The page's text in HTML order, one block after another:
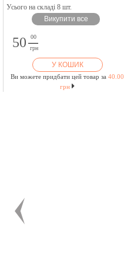
Усього на складі 8 шт.
Викупити все
50
00
грн
У КОШИК
Ви можете придбати цей товар за 40.00
грн